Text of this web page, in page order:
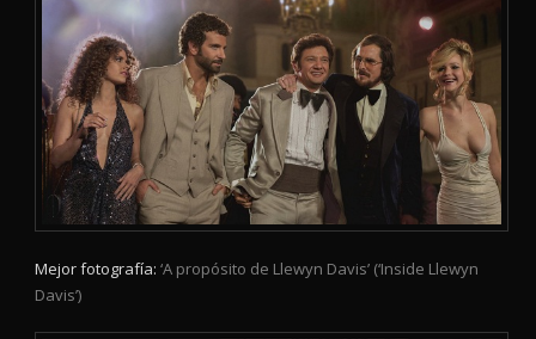
Mejor fotografía: ‘A propósito de Llewyn Davis’ (‘Inside Llewyn
Davis’)